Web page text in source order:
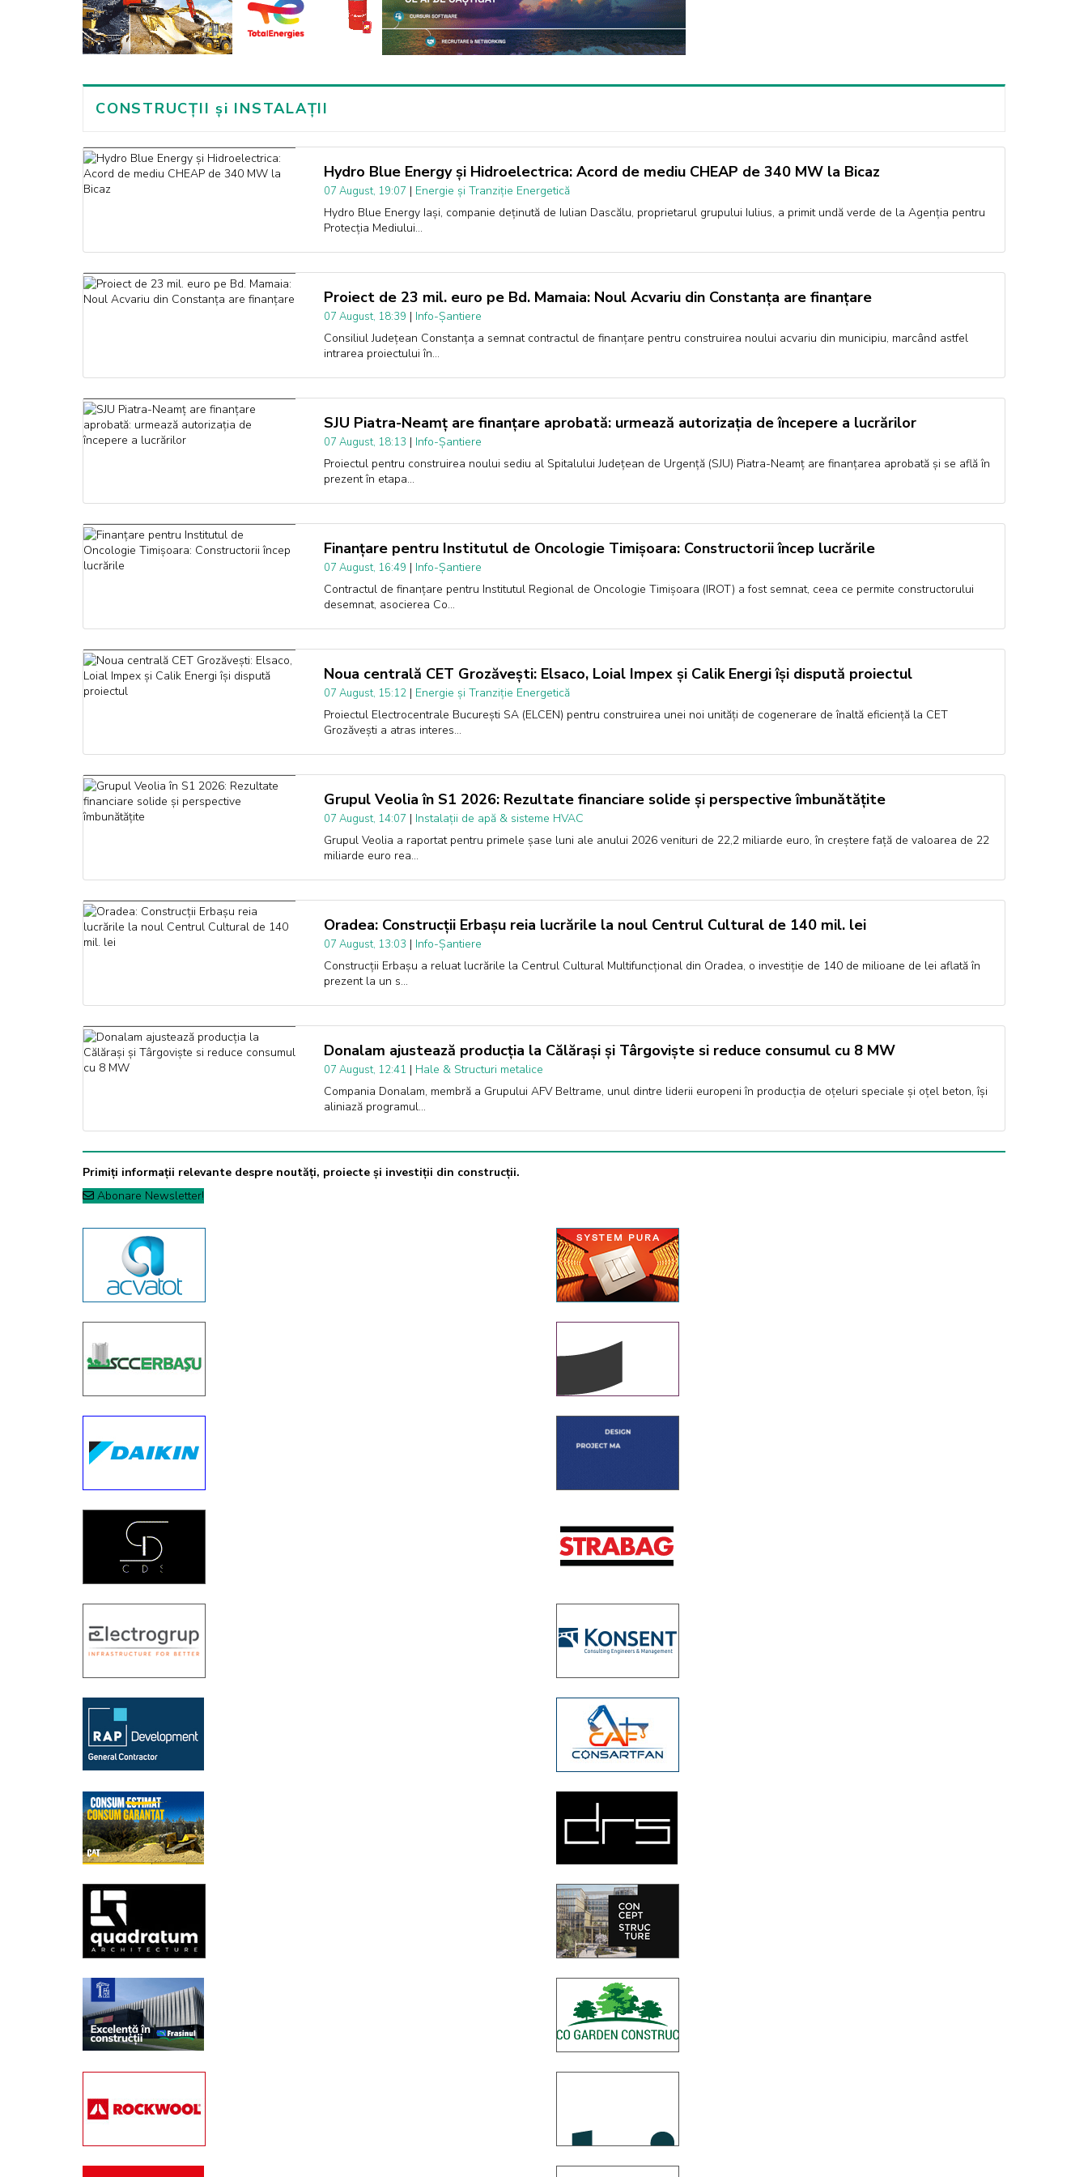
CONSTRUCȚII și INSTALAȚII
Hydro Blue Energy și Hidroelectrica: Acord de mediu CHEAP de 340 MW la Bicaz
07 August, 19:07 | Energie și Tranziție Energetică
Hydro Blue Energy Iași, companie deținută de Iulian Dascălu, proprietarul grupului Iulius, a primit undă verde de la Agenția pentru
Protecția Mediului…
Proiect de 23 mil. euro pe Bd. Mamaia: Noul Acvariu din Constanța are finanțare
07 August, 18:39 | Info-Șantiere
Consiliul Județean Constanța a semnat contractul de finanțare pentru construirea noului acvariu din municipiu, marcând astfel
intrarea proiectului în…
SJU Piatra-Neamț are finanțare aprobată: urmează autorizația de începere a lucrărilor
07 August, 18:13 | Info-Șantiere
Proiectul pentru construirea noului sediu al Spitalului Județean de Urgență (SJU) Piatra-Neamț are finanțarea aprobată și se află în
prezent în etapa…
Finanțare pentru Institutul de Oncologie Timișoara: Constructorii încep lucrările
07 August, 16:49 | Info-Șantiere
Contractul de finanțare pentru Institutul Regional de Oncologie Timișoara (IROT) a fost semnat, ceea ce permite constructorului
desemnat, asocierea Co…
Noua centrală CET Grozăvești: Elsaco, Loial Impex și Calik Energi își dispută proiectul
07 August, 15:12 | Energie și Tranziție Energetică
Proiectul Electrocentrale București SA (ELCEN) pentru construirea unei noi unități de cogenerare de înaltă eficiență la CET
Grozăvești a atras interes…
Grupul Veolia în S1 2026: Rezultate financiare solide și perspective îmbunătățite
07 August, 14:07 | Instalații de apă & sisteme HVAC
Grupul Veolia a raportat pentru primele șase luni ale anului 2026 venituri de 22,2 miliarde euro, în creștere față de valoarea de 22
miliarde euro rea…
Oradea: Construcții Erbașu reia lucrările la noul Centrul Cultural de 140 mil. lei
07 August, 13:03 | Info-Șantiere
Construcții Erbașu a reluat lucrările la Centrul Cultural Multifuncțional din Oradea, o investiție de 140 de milioane de lei aflată în
prezent la un s…
Donalam ajustează producția la Călărași și Târgoviște si reduce consumul cu 8 MW
07 August, 12:41 | Hale & Structuri metalice
Compania Donalam, membră a Grupului AFV Beltrame, unul dintre liderii europeni în producția de oțeluri speciale și oțel beton, își
aliniază programul…
Primiți informații relevante despre noutăți, proiecte și investiții din construcții.
Abonare Newsletter!